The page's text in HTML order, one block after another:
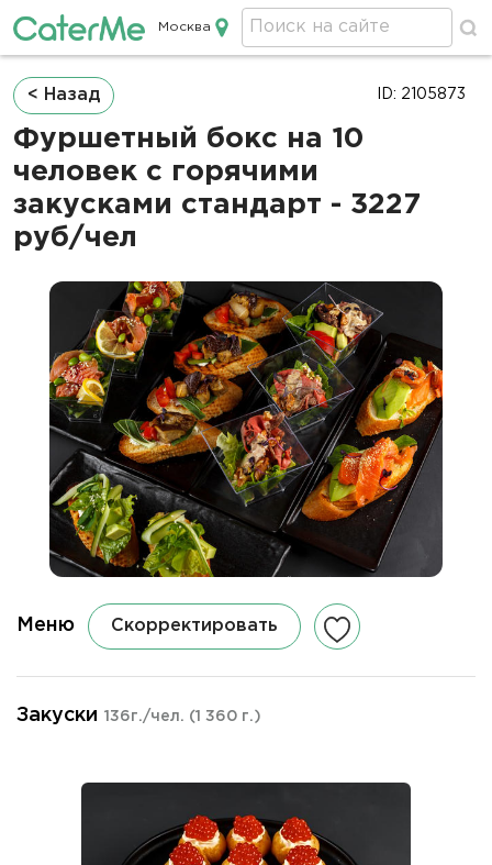
Кейтеринг в Москве
Москва
Строка
навигации
< Назад
Фуршетный бокс на 10
человек с горячими
закусками стандарт - 3227
руб/чел
ID: 2105873
Меню Скорректировать
Закуски 136г./чел. (1 360 г.)